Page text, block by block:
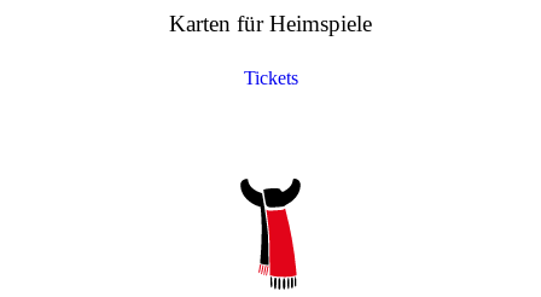
Karten für Heimspiele
Tickets